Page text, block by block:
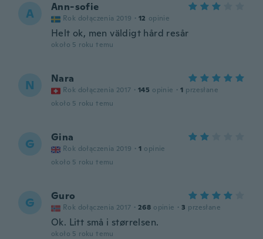
A Ann-sofie
Rok dołączenia 2019 · 12 opinie
Helt ok, men väldigt hård resår
około 5 roku temu
N Nara
Rok dołączenia 2017 · 145 opinie · 1 przesłane
około 5 roku temu
G Gina
Rok dołączenia 2019 · 1 opinie
około 5 roku temu
G Guro
Rok dołączenia 2017 · 268 opinie · 3 przesłane
Ok. Litt små i størrelsen.
około 5 roku temu